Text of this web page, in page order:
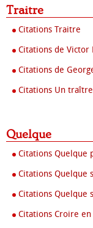
Traitre
Citations Traitre
Citations de Victor
Citations de
Citations Un traître
Quelque
Citations Quelque
Citations Quelque
Citations Quelque
Citations Croire